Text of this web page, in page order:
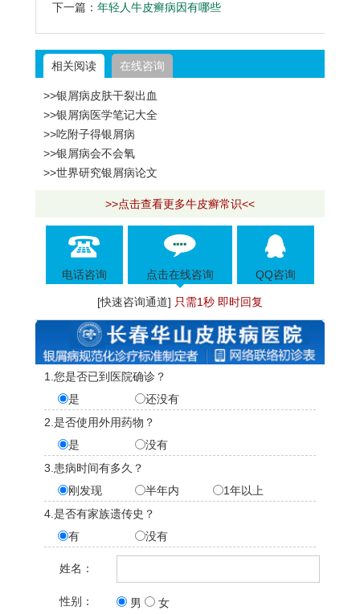
下一篇： 年轻人牛皮癣病因有哪些
相关阅读 在线咨询
>>银屑病皮肤干裂出血
>>银屑病医学笔记大全
>>吃附子得银屑病
>>银屑病会不会氧
>>世界研究银屑病论文
>>点击查看更多牛皮癣常识<<
电话咨询 点击在线咨询 QQ咨询
[快速咨询通道] 只需1秒 即时回复
1.您是否已到医院确诊？
是
还没有
2.是否使用外用药物？
是
没有
3.患病时间有多久？
刚发现
半年内
1年以上
4.是否有家族遗传史？
有
没有
姓名：
性别： 男 女